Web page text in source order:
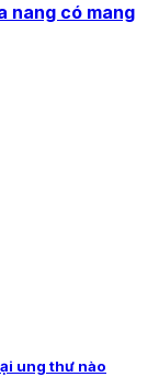
nang có mang
ung thư nào